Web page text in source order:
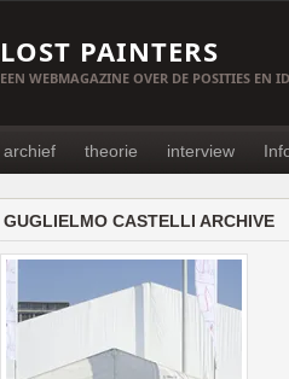
LOST PAINTERS
EEN WEBMAGAZINE OVER DE POSITIES EN
archief theorie interview
GUGLIELMO CASTELLI ARCHIVE